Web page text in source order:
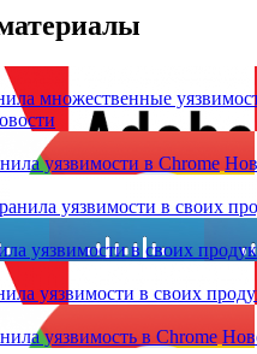
множественные
уязвимости в Chrome
уязвимости в своих
уязвимости в своих
уязвимости в своих
уязвимость в Chrome